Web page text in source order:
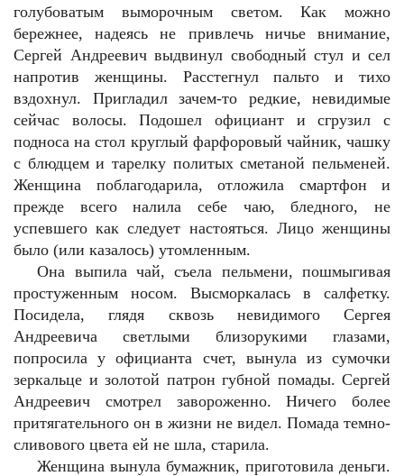
голубоватым выморочным светом. Как можно
бережнее, надеясь не привлечь ничье внимание,
Сергей Андреевич выдвинул свободный стул и сел
напротив женщины. Расстегнул пальто и тихо
вздохнул. Пригладил зачем-то редкие, невидимые
сейчас волосы. Подошел официант и сгрузил с
подноса на стол круглый фарфоровый чайник, чашку
с блюдцем и тарелку политых сметаной пельменей.
Женщина поблагодарила, отложила смартфон и
прежде всего налила себе чаю, бледного, не
успевшего как следует настояться. Лицо женщины
было (или казалось) утомленным.
Она выпила чай, съела пельмени, пошмыгивая
простуженным носом. Высморкалась в салфетку.
Посидела, глядя сквозь невидимого Сергея
Андреевича светлыми близорукими глазами,
попросила у официанта счет, вынула из сумочки
зеркальце и золотой патрон губной помады. Сергей
Андреевич смотрел завороженно. Ничего более
притягательного он в жизни не видел. Помада темно-
сливового цвета ей не шла, старила.
Женщина вынула бумажник, приготовила деньги.